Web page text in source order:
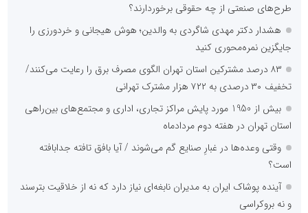
طرح‌های صنعتی از چه حقوقی برخوردارند؟
هشدار دکتر مهدی شاگردی به والدین؛ هوش هیجانی و خردورزی را
جایگزین نمره‌محوری کنید
۸۳ درصد مشترکین استان تهران الگوی مصرف برق را رعایت می‌کنند/
تخفیف ۳۰ درصدی به ۷۲۲ هزار مشترک تهرانی
بیش از 1950 مورد پایش مراکز تجاری، اداری و مجتمع‌های بین‌راهی
استان تهران در هفته دوم مردادماه
وقتی وعده‌ها در غبارِ صنایع گم می‌شوند / آیا بافق تافته جدابافته
است؟
آینده پوشاک ایران به مدیران نابغه‌ای نیاز دارد که نه از خلاقیت بترسند
و نه بروکراسی